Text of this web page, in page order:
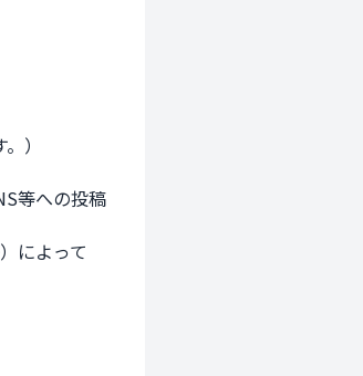
）
等への投稿
によって